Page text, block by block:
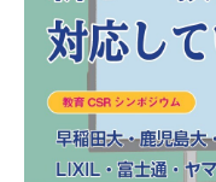
IR ニュース
Before 2020